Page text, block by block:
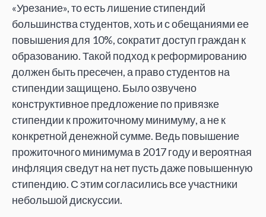
«Урезание», то есть лишение стипендий
большинства студентов, хоть и с обещаниями ее
повышения для 10%, сократит доступ граждан к
образованию. Такой подход к реформированию
должен быть пресечен, а право студентов на
стипендии защищено. Было озвучено
конструктивное предложение по привязке
стипендии к прожиточному минимуму, а не к
конкретной денежной сумме. Ведь повышение
прожиточного минимума в 2017 году и вероятная
инфляция сведут на нет пусть даже повышенную
стипендию. С этим согласились все участники
небольшой дискуссии.